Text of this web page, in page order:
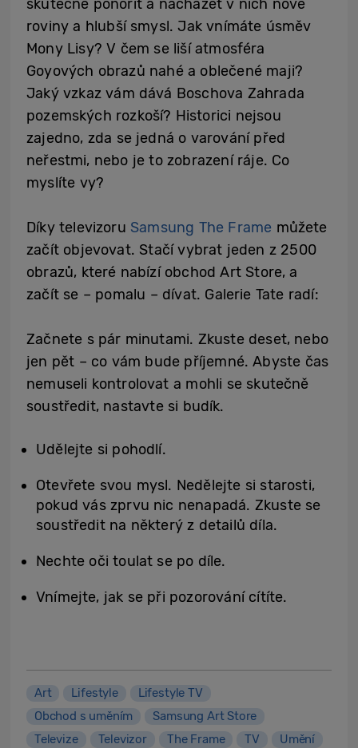
skutečně ponořit a nacházet v nich nové
roviny a hlubší smysl. Jak vnímáte úsměv
Mony Lisy? V čem se liší atmosféra
Goyových obrazů nahé a oblečené maji?
Jaký vzkaz vám dává Boschova Zahrada
pozemských rozkoší? Historici nejsou
zajedno, zda se jedná o varování před
neřestmi, nebo je to zobrazení ráje. Co
myslíte vy?
Díky televizoru Samsung The Frame můžete
začít objevovat. Stačí vybrat jeden z 2500
obrazů, které nabízí obchod Art Store, a
začít se – pomalu – dívat. Galerie Tate radí:
Začnete s pár minutami. Zkuste deset, nebo
jen pět – co vám bude příjemné. Abyste čas
nemuseli kontrolovat a mohli se skutečně
soustředit, nastavte si budík.
Udělejte si pohodlí.
Otevřete svou mysl. Nedělejte si starosti,
pokud vás zprvu nic nenapadá. Zkuste se
soustředit na některý z detailů díla.
Nechte oči toulat se po díle.
Vnímejte, jak se při pozorování cítíte.
Art Lifestyle
Lifestyle TV
Obchod s uměním
Samsung Art Store
Televize
Televizor The Frame TV Umění